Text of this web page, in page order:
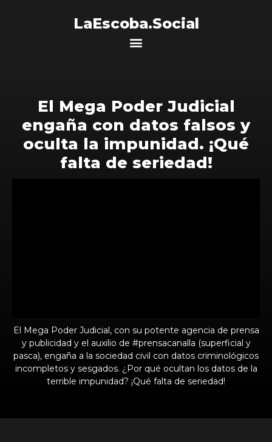
LaEscoba.Social
El Mega Poder Judicial
engaña con datos falsos y
oculta la impunidad. ¡Qué
falta de seriedad!
El Mega Poder Judicial, con su potente agencia de prensa
y publicidad y el auxilio de #prensacanalla (superficial y
pasca), engaña a la sociedad civil con datos criminológicos
incompletos y sesgados. ¿Por qué ocultan los datos de la
terrible impunidad? ¡Qué falta de seriedad!